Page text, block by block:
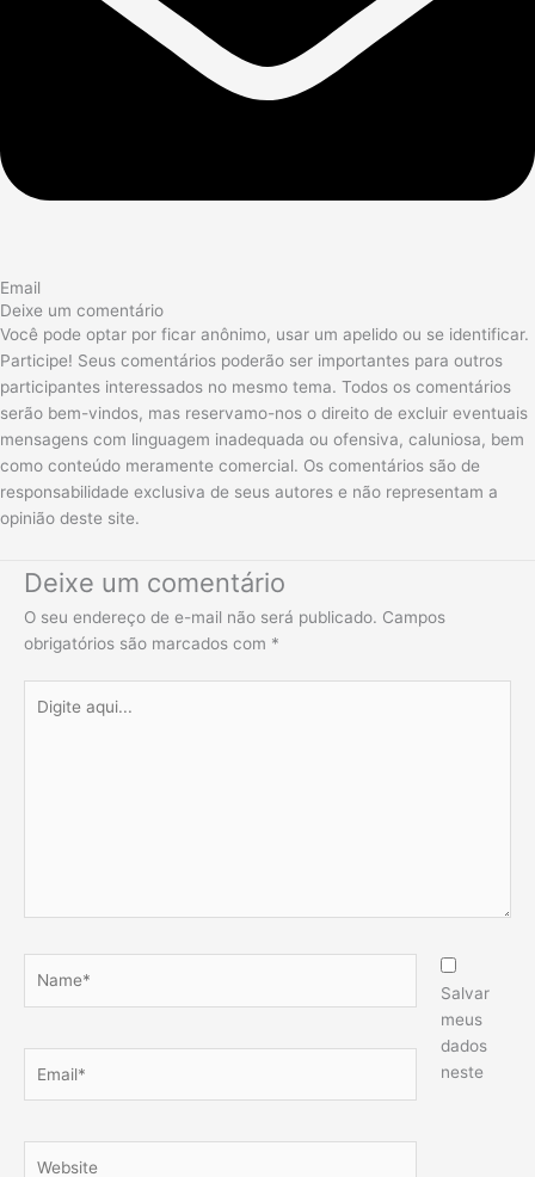
Email
Deixe um comentário
Você pode optar por ficar anônimo, usar um apelido ou se identificar.
Participe! Seus comentários poderão ser importantes para outros
participantes interessados no mesmo tema. Todos os comentários
serão bem-vindos, mas reservamo-nos o direito de excluir eventuais
mensagens com linguagem inadequada ou ofensiva, caluniosa, bem
como conteúdo meramente comercial. Os comentários são de
responsabilidade exclusiva de seus autores e não representam a
opinião deste site.
Deixe um comentário
O seu endereço de e-mail não será publicado. Campos
obrigatórios são marcados com *
aqui...
Salvar
meus
dados
neste